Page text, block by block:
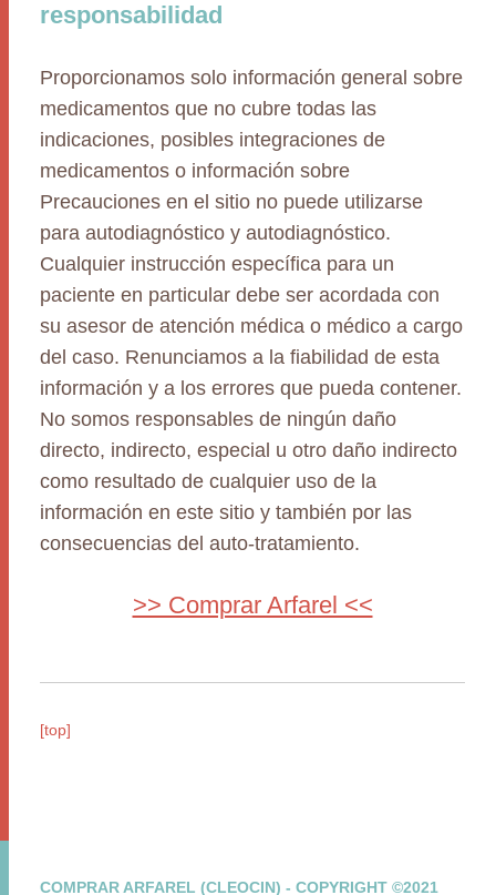
responsabilidad
Proporcionamos solo información general sobre
medicamentos que no cubre todas las
indicaciones, posibles integraciones de
medicamentos o información sobre
Precauciones en el sitio no puede utilizarse
para autodiagnóstico y autodiagnóstico.
Cualquier instrucción específica para un
paciente en particular debe ser acordada con
su asesor de atención médica o médico a cargo
del caso. Renunciamos a la fiabilidad de esta
información y a los errores que pueda contener.
No somos responsables de ningún daño
directo, indirecto, especial u otro daño indirecto
como resultado de cualquier uso de la
información en este sitio y también por las
consecuencias del auto-tratamiento.
>> Comprar Arfarel <<
[top]
COMPRAR ARFAREL (CLEOCIN) - COPYRIGHT ©2021